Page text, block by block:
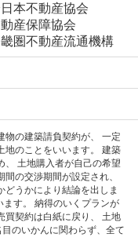
本不動産協会
産保障協会
圏不動産流通機構
の建築請負契約が、 一定
地のことをいいます。 建築
、 土地購入者が自己の希望
の交渉期間が設定され、
どうかにより結論を出しま
す。 納得のいくプランが
買契約は白紙に戻り、 土地
のいかんに関わらず、全て